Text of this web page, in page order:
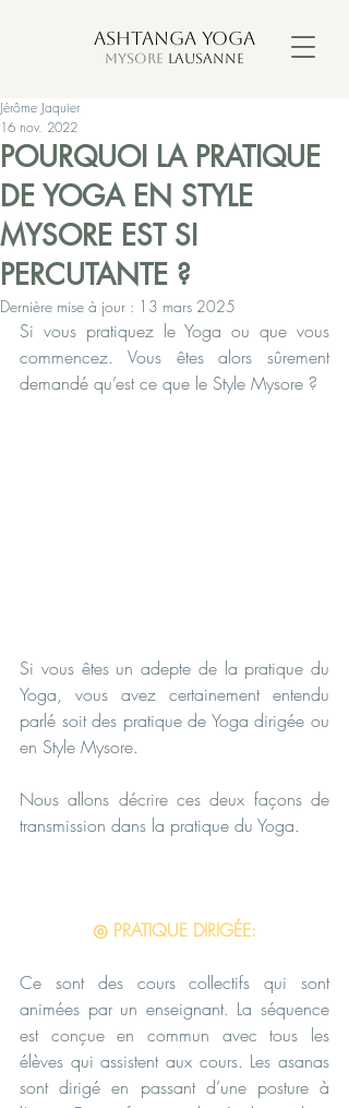
ASHTANGA YOGA
MYSORE LAUSANNE
POURQUOI LA PRATIQUE
DE YOGA EN STYLE
MYSORE EST SI
PERCUTANTE ?
Jérôme Jaquier
16 nov. 2022
Dernière mise à jour : 13 mars 2025
Si vous pratiquez le Yoga ou que vous
commencez. Vous êtes alors sûrement
demandé qu’est ce que le Style Mysore ?
Si vous êtes un adepte de la pratique du
Yoga, vous avez certainement entendu
parlé soit des pratique de Yoga dirigée ou
en Style Mysore.
Nous allons décrire ces deux façons de
transmission dans la pratique du Yoga.
◎ PRATIQUE DIRIGÉE:
Ce sont des cours collectifs qui sont
animées par un enseignant. La séquence
est conçue en commun avec tous les
élèves qui assistent aux cours. Les asanas
sont dirigé en passant d’une posture à